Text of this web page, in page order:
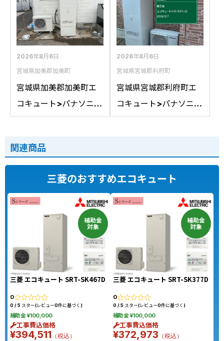
ックHE-S37LQSへの交
換
ソニックHE-
46D1QRAPSからパナ
ソニックHE-D46FQS
への交換
2026年8月6日
宮城県加美郡加美町
宮城県加美郡加美町エ
コキュート>パナソニッ
ク交換工事施工事例：
からパナソニックHE-
LS46LQSへの交換
2026年8月6日
宮城県宮城郡利府町
宮城県宮城郡利府町エ
コキュート>パナソニッ
ク交換工事施工事例：
ックHE-S37LQSへの交
換
関連商品
三菱のおすすめエコキュート
補助金
対象
三菱 エコキュート SRT-SK467D
0
0 / 5 スター(レビュー0件に基づく)
補助金 ¥100,000
工事費込価格
¥394,511 （税込）
補助金
対象
三菱 エコキュート SRT-SK377D
0
0 / 5 スター(レビュー0件に基づく)
補助金 ¥100,000
工事費込価格
¥372,973 （税込）